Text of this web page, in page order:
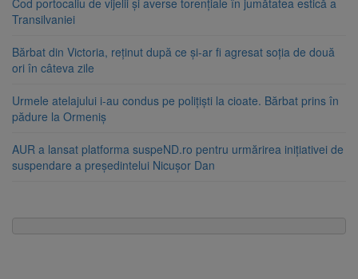
Cod portocaliu de vijelii și averse torențiale în jumătatea estică a
Transilvaniei
Bărbat din Victoria, reținut după ce și-ar fi agresat soția de două
ori în câteva zile
Urmele atelajului i-au condus pe polițiști la cioate. Bărbat prins în
pădure la Ormeniș
AUR a lansat platforma suspeND.ro pentru urmărirea inițiativei de
suspendare a președintelui Nicușor Dan